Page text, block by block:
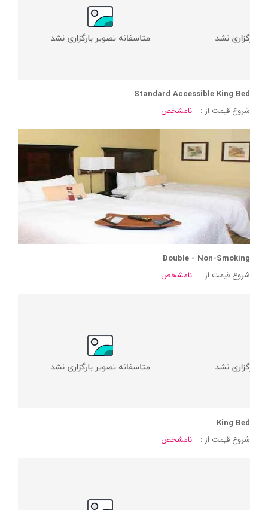
Standard Accessible King Bed
شروع قیمت از :
نامشخص
Double - Non-Smoking
شروع قیمت از :
نامشخص
King Bed
شروع قیمت از :
نامشخص